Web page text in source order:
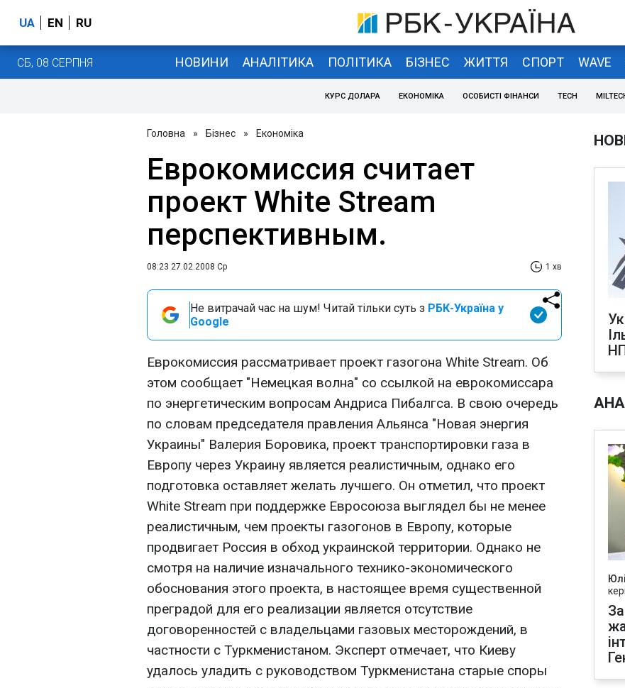
UA EN RU
СБ, 08 СЕРПНЯ НОВИНИ АНАЛІТИКА ПОЛІТИКА БІЗНЕС ЖИТТЯ СПОРТ WAVE
КУРС ДОЛАРА ЕКОНОМІКА ОСОБИСТІ ФІНАНСИ TECH
Головна » Бізнес » Економіка
Еврокомиссия считает
проект White Stream
перспективным.
08:23 27.02.2008 Ср 1 хв
Не витрачай час на шум! Читай тільки суть з РБК-Україна у
Google
Еврокомиссия рассматривает проект газогона White Stream. Об
этом сообщает "Немецкая волна" со ссылкой на еврокомиссара
по энергетическим вопросам Андриса Пибалгса. В свою очередь
по словам председателя правления Альянса "Новая энергия
Украины" Валерия Боровика, проект транспортировки газа в
Европу через Украину является реалистичным, однако его
подготовка оставляет желать лучшего. Он отметил, что проект
White Stream при поддержке Евросоюза выглядел бы не менее
реалистичным, чем проекты газогонов в Европу, которые
продвигает Россия в обход украинской территории. Однако не
смотря на наличие изначального технико-экономического
обоснования этого проекта, в настоящее время существенной
преградой для его реализации является отсутствие
договоренностей с владельцами газовых месторождений, в
частности с Туркменистаном. Эксперт отмечает, что Киеву
удалось уладить с руководством Туркменистана старые споры